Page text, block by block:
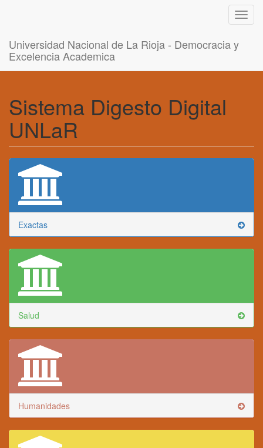
Universidad Nacional de La Rioja - Democracia y
Excelencia Academica
Sistema Digesto Digital
UNLaR
Exactas
Salud
Humanidades